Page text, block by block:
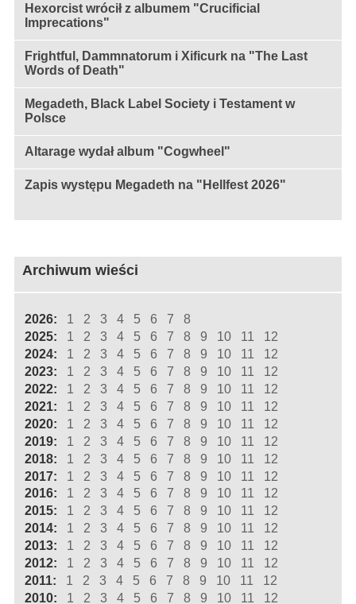
Hexorcist wrócił z albumem "Crucificial
Imprecations"
Frightful, Dammnatorum i Xificurk na "The Last
Words of Death"
Megadeth, Black Label Society i Testament w
Polsce
Altarage wydał album "Cogwheel"
Zapis występu Megadeth na "Hellfest 2026"
Archiwum wieści
2026: 1 2 3 4 5 6 7
8
2025:
1 2 3 4 5 6 7 8 9 10 11
12
2024:
1 2 3 4 5 6 7 8 9 10 11
12
2023:
1 2 3 4 5 6 7 8 9 10 11
12
2022:
1 2 3 4 5 6 7 8 9 10 11
12
2021:
1 2 3 4 5 6 7 8 9 10 11
12
2020:
1 2 3 4 5 6 7 8 9 10 11
12
2019:
1 2 3 4 5 6 7 8 9 10 11
12
2018:
1 2 3 4 5 6 7 8 9 10 11
12
2017:
1 2 3 4 5 6 7 8 9 10 11
12
2016:
1 2 3 4 5 6 7 8 9 10 11
12
2015:
1 2 3 4 5 6 7 8 9 10 11
12
2014:
1 2 3 4 5 6 7 8 9 10 11
12
2013:
1 2 3 4 5 6 7 8 9 10 11
12
2012:
1 2 3 4 5 6 7 8 9 10 11
12
2011:
1 2 3 4 5 6 7 8 9 10 11
12
2010:
1 2 3 4 5 6 7 8 9 10 11 12